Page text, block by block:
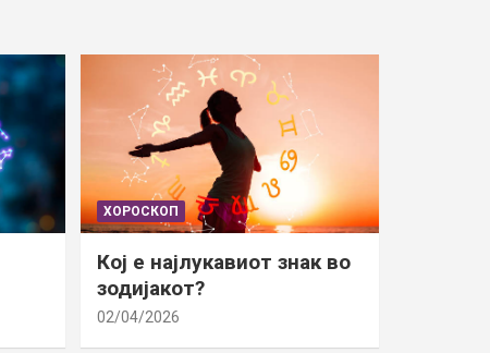
ХОРОСКОП
Кој е најлукавиот знак во
зодијакот?
02/04/2026